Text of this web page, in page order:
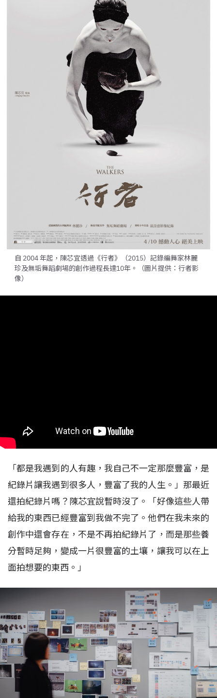
自 2004 年起，陳芯宜透過《行者》（2015）記錄編舞家林麗
珍及無垢舞蹈劇場的創作過程長達10年。（圖片提供：行者影
像）
「都是我遇到的人有趣，我自己不一定那麼豐富，是
紀錄片讓我遇到很多人，豐富了我的人生。」那最近
還拍紀錄片嗎？陳芯宜說暫時沒了。「好像這些人帶
給我的東西已經豐富到我做不完了。他們在我未來的
創作中還會存在，不是不再拍紀錄片了，而是那些養
分暫時足夠，變成一片很豐富的土壤，讓我可以在上
面拍想要的東西。」